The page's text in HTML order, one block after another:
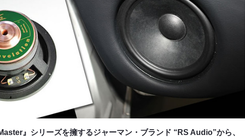
』シリーズを擁するジャーマン・ブランド “RS Audio”から、